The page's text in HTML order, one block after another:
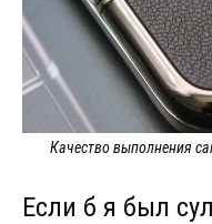
Качество выполнения
Если б я был